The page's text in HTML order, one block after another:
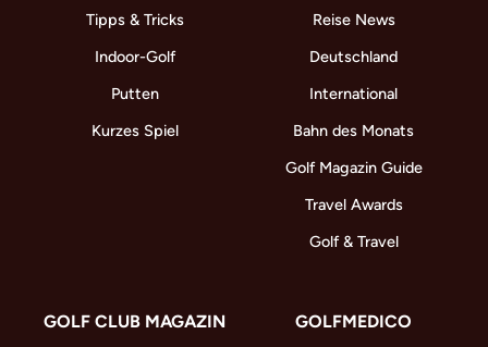
Tipps & Tricks
Indoor-Golf
Putten
Kurzes Spiel
Reise News
Deutschland
International
Bahn des Monats
Golf Magazin Guide
Travel Awards
Golf & Travel
GOLF CLUB MAGAZIN GOLFMEDICO